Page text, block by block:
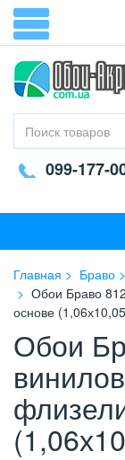
099-177-
Главная Браво
Обои Браво
основе
Обои